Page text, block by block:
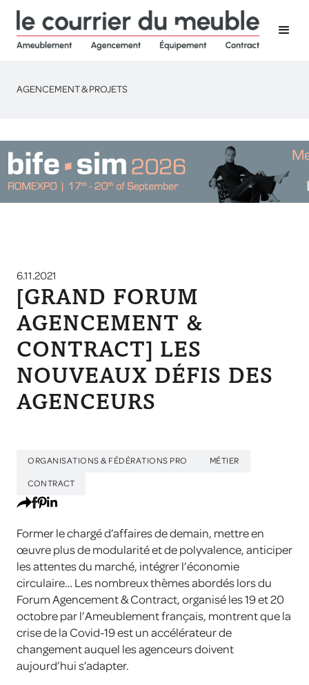
AGENCEMENT & PROJETS
6.11.2021
[GRAND FORUM
AGENCEMENT &
CONTRACT] LES
NOUVEAUX DÉFIS DES
AGENCEURS
ORGANISATIONS & FÉDÉRATIONS PRO MÉTIER
CONTRACT
Former le chargé d’affaires de demain, mettre en
œuvre plus de modularité et de polyvalence, anticiper
les attentes du marché, intégrer l’économie
circulaire… Les nombreux thèmes abordés lors du
Forum Agencement & Contract, organisé les 19 et 20
octobre par l’Ameublement français, montrent que la
crise de la Covid-19 est un accélérateur de
changement auquel les agenceurs doivent
aujourd’hui s’adapter.